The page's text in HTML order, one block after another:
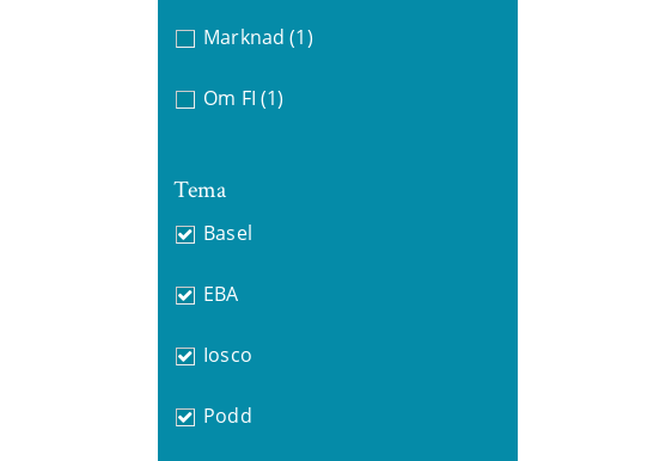
Marknad (1)
Om FI (1)
Tema
Basel
EBA
Iosco
Podd